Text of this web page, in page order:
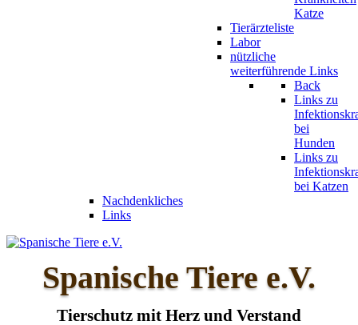
Katze
Tierärzteliste
Labor
nützliche
weiterführende Links
Back
Links zu
bei
Hunden
Links zu
bei Katzen
Nachdenkliches
Links
Spanische Tiere e.V.
Tierschutz mit Herz und Verstand